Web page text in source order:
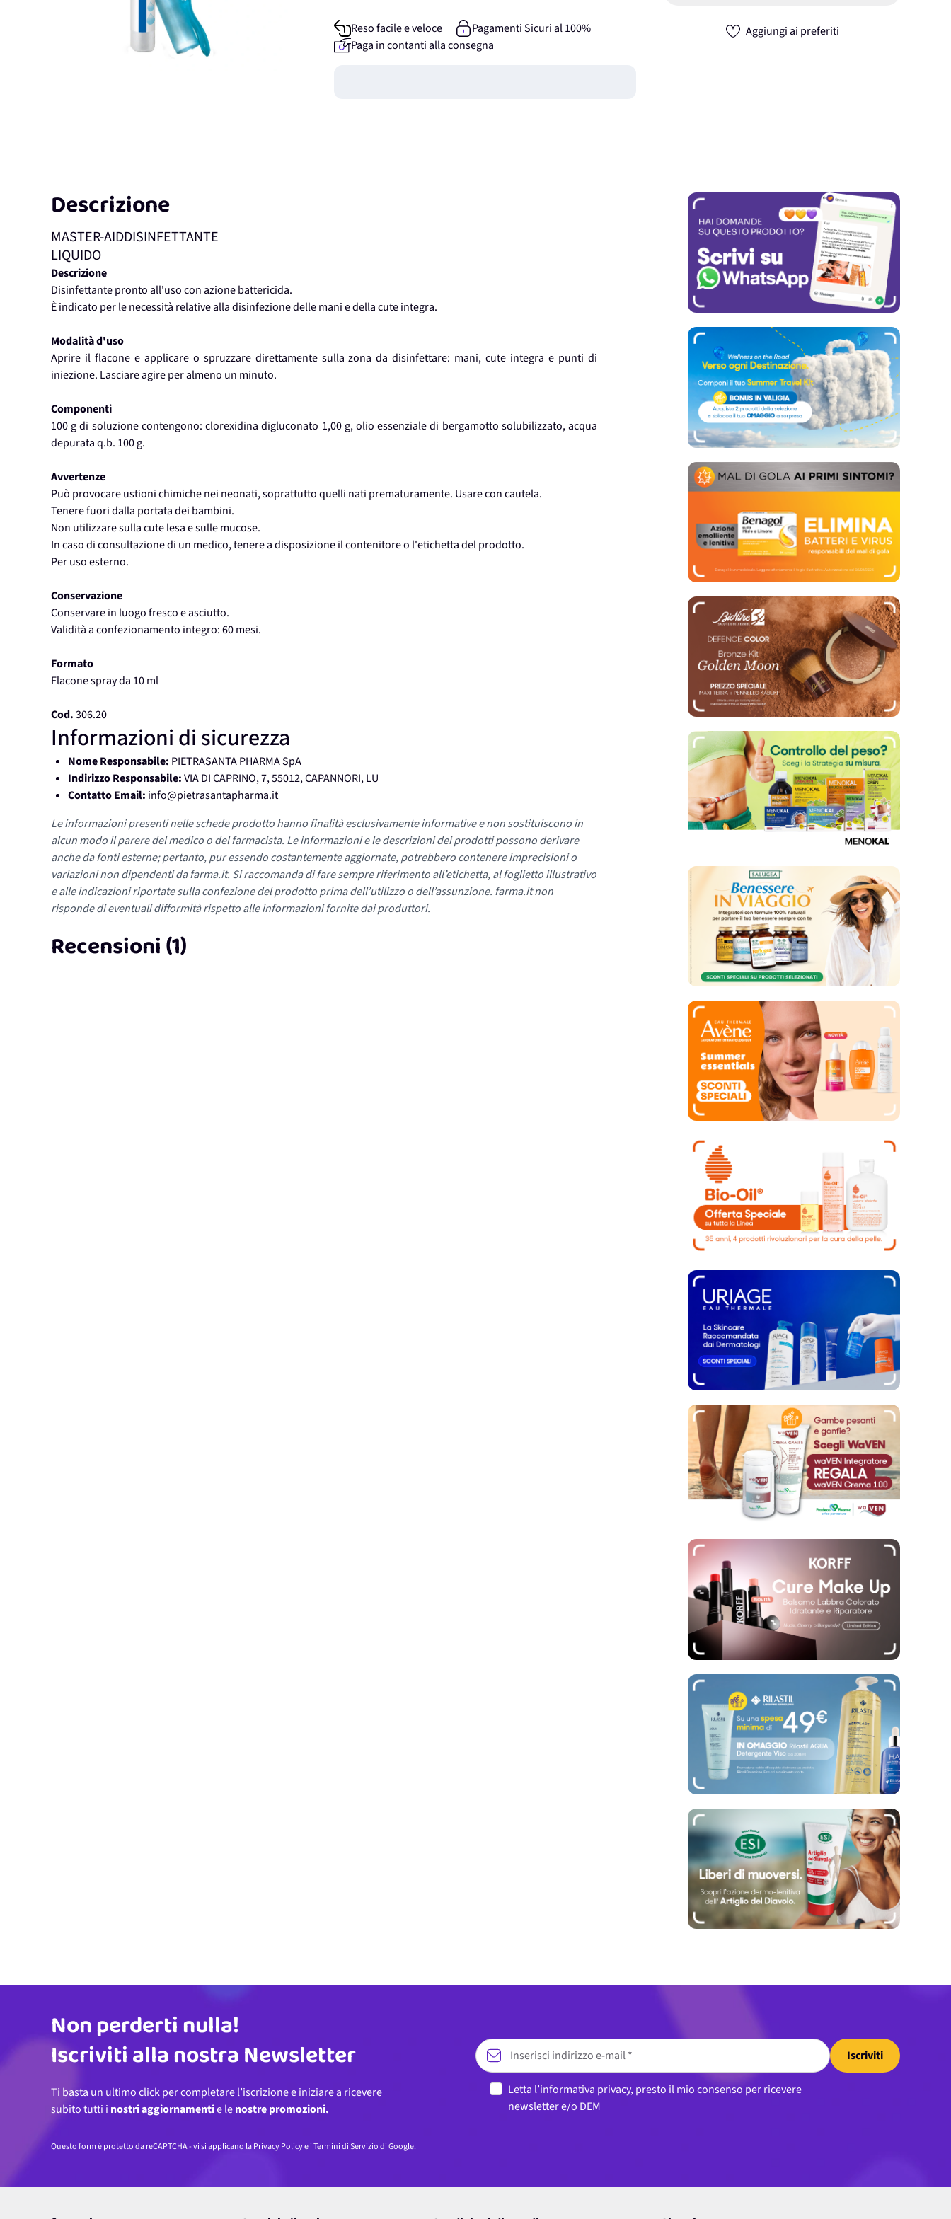
Aggiungi ai preferiti
Reso facile e veloce
Pagamenti Sicuri al 100%
Paga in contanti alla consegna
Descrizione
MASTER-AIDDISINFETTANTE
LIQUIDO
Descrizione
Disinfettante pronto all'uso con azione battericida.
È indicato per le necessità relative alla disinfezione delle mani e della cute integra.
Modalità d'uso
Aprire il flacone e applicare o spruzzare direttamente sulla zona da disinfettare: mani, cute integra e punti di
iniezione. Lasciare agire per almeno un minuto.
Componenti
100 g di soluzione contengono: clorexidina digluconato 1,00 g, olio essenziale di bergamotto solubilizzato, acqua
depurata q.b. 100 g.
Avvertenze
Può provocare ustioni chimiche nei neonati, soprattutto quelli nati prematuramente. Usare con cautela.
Tenere fuori dalla portata dei bambini.
Non utilizzare sulla cute lesa e sulle mucose.
In caso di consultazione di un medico, tenere a disposizione il contenitore o l'etichetta del prodotto.
Per uso esterno.
Conservazione
Conservare in luogo fresco e asciutto.
Validità a confezionamento integro: 60 mesi.
Formato
Flacone spray da 10 ml
Cod.306.20
Informazioni di sicurezza
Nome Responsabile: PIETRASANTA PHARMA SpA
Indirizzo Responsabile:VIA DI CAPRINO, 7, 55012, CAPANNORI, LU
Contatto Email: info@pietrasantapharma.it
Le informazioni presenti nelle schede prodotto hanno finalità esclusivamente informative e non sostituiscono in
alcun modo il parere del medico o del farmacista. Le informazioni e le descrizioni dei prodotti possono derivare
anche da fonti esterne; pertanto, pur essendo costantemente aggiornate, potrebbero contenere imprecisioni o
variazioni non dipendenti da farma.it. Si raccomanda di fare sempre riferimento all’etichetta, al foglietto illustrativo
e alle indicazioni riportate sulla confezione del prodotto prima dell’utilizzo o dell’assunzione. farma.it non
risponde di eventuali difformità rispetto alle informazioni fornite dai produttori.
Recensioni (1)
Indirizzo email
Non perderti nulla!
Iscriviti alla nostra Newsletter
Ti basta un ultimo click per completare l’iscrizione e iniziare a ricevere
subito tutti i nostri aggiornamentie lenostre promozioni.
Iscriviti
Letta l’informativa privacy, presto il mio consenso per ricevere
newsletter e/o DEM
Questo form è protetto da reCAPTCHA - vi si applicano laPrivacy Policye iTermini di Serviziodi Google.